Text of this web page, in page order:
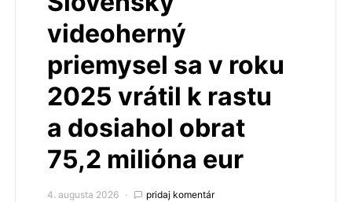
videoherný
priemysel sa v roku
2025 vrátil k rastu
a dosiahol obrat
75,2 milióna eur
4. augusta 2026 pridaj komentár